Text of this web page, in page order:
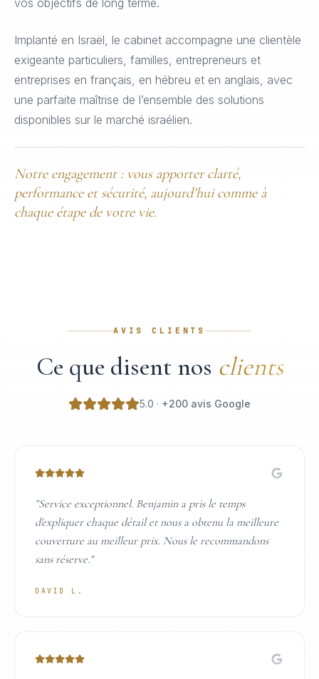
vos objectifs de long terme.
Implanté en Israël, le cabinet accompagne une clientèle
exigeante particuliers, familles, entrepreneurs et
entreprises en français, en hébreu et en anglais, avec
une parfaite maîtrise de l’ensemble des solutions
disponibles sur le marché israélien.
Notre engagement : vous apporter clarté,
performance et sécurité, aujourd’hui comme à
chaque étape de votre vie.
AVIS CLIENTS
Ce que disent nos clients
5.0 · +200 avis Google
"Service exceptionnel. Benjamin a pris le temps
d'expliquer chaque détail et nous a obtenu la meilleure
couverture au meilleur prix. Nous le recommandons
sans réserve."
DAVID L.